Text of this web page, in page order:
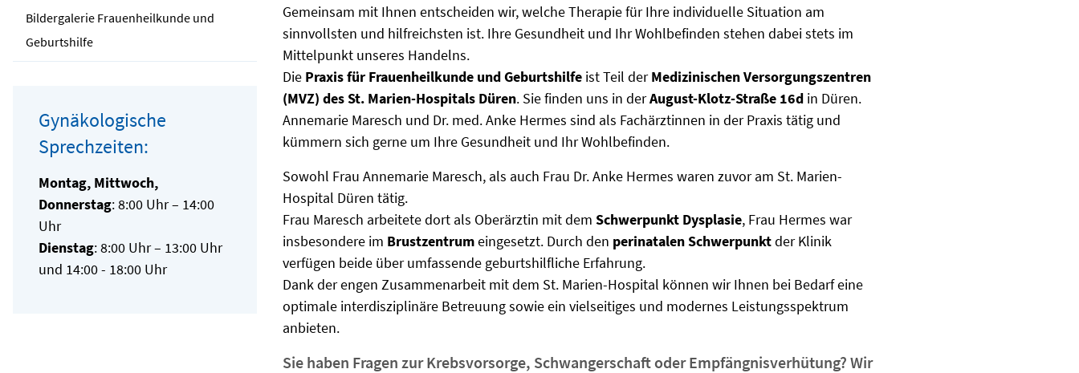
Bildergalerie Frauenheilkunde und
Geburtshilfe
Gynäkologische
Sprechzeiten:
Montag, Mittwoch,
Donnerstag: 8:00 Uhr – 14:00
Uhr
Dienstag: 8:00 Uhr – 13:00 Uhr
und 14:00 - 18:00 Uhr
Gemeinsam mit Ihnen entscheiden wir, welche Therapie für Ihre individuelle Situation am
sinnvollsten und hilfreichsten ist. Ihre Gesundheit und Ihr Wohlbefinden stehen dabei stets im
Mittelpunkt unseres Handelns.
Die Praxis für Frauenheilkunde und Geburtshilfe ist Teil derMedizinischen Versorgungszentren
(MVZ) des St. Marien-Hospitals Düren. Sie finden uns in derAugust-Klotz-Straße 16d in Düren.
Annemarie Maresch und Dr. med. Anke Hermes sind als Fachärztinnen in der Praxis tätig und
kümmern sich gerne um Ihre Gesundheit und Ihr Wohlbefinden.
Sowohl Frau Annemarie Maresch, als auch Frau Dr. Anke Hermes waren zuvor am St. Marien-
Hospital Düren tätig.
Frau Maresch arbeitete dort als Oberärztin mit dem Schwerpunkt Dysplasie, Frau Hermes war
insbesondere im Brustzentrumeingesetzt. Durch den perinatalen Schwerpunktder Klinik
verfügen beide über umfassende geburtshilfliche Erfahrung.
Dank der engen Zusammenarbeit mit dem St. Marien-Hospital können wir Ihnen bei Bedarf eine
optimale interdisziplinäre Betreuung sowie ein vielseitiges und modernes Leistungsspektrum
anbieten.
Sie haben Fragen zur Krebsvorsorge, Schwangerschaft oder Empfängnisverhütung? Wir